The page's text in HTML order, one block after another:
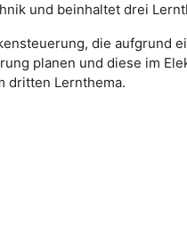
und beinhaltet drei
die aufgrund
planen und diese im
dritten Lernthema.